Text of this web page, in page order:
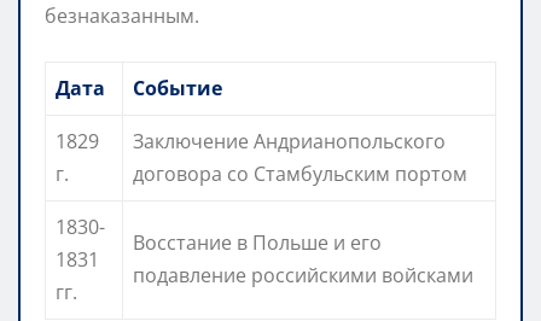
безнаказанным.
Дата
Событие
1829
г.
Заключение Андрианопольского
договора со Стамбульским портом
1830-
1831
гг.
Восстание в Польше и его
подавление российскими войсками